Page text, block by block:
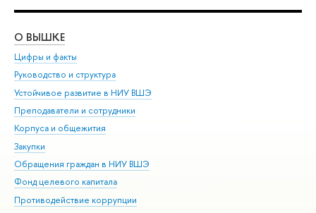
О ВЫШКЕ
Цифры и факты
Руководство и структура
Устойчивое развитие в НИУ ВШЭ
Преподаватели и сотрудники
Корпуса и общежития
Закупки
Обращения граждан в НИУ ВШЭ
Фонд целевого капитала
Противодействие коррупции